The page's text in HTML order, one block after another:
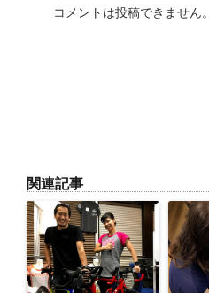
コメントは投稿できません。
関連記事